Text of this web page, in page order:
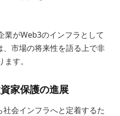
業がWeb3のインフラとして
、市場の将来性を語る上で非
す。
家保護の進展
会インフラへと定着するた